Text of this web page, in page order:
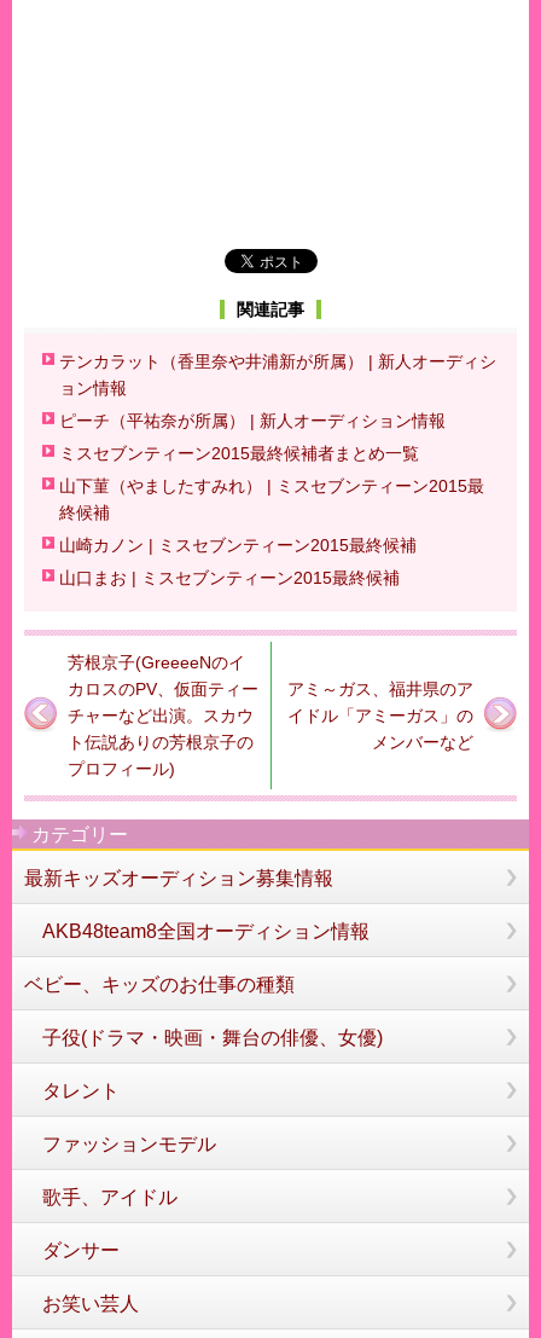
関連記事
テンカラット（香里奈や井浦新が所属） | 新人オーディシ
ョン情報
ピーチ（平祐奈が所属） | 新人オーディション情報
ミスセブンティーン2015最終候補者まとめ一覧
山下菫（やましたすみれ） | ミスセブンティーン2015最
終候補
山崎カノン | ミスセブンティーン2015最終候補
山口まお | ミスセブンティーン2015最終候補
芳根京子(GreeeeNのイ
カロスのPV、仮面ティー
チャーなど出演。スカウ
ト伝説ありの芳根京子の
プロフィール)
アミ～ガス、福井県のア
イドル「アミーガス」の
メンバーなど
カテゴリー
最新キッズオーディション募集情報
AKB48team8全国オーディション情報
ベビー、キッズのお仕事の種類
子役(ドラマ・映画・舞台の俳優、女優)
タレント
ファッションモデル
歌手、アイドル
ダンサー
お笑い芸人